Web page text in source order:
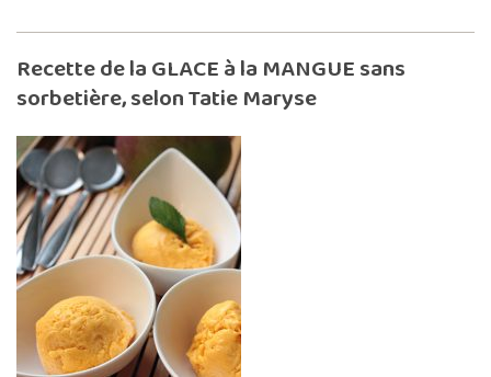
Recette de la GLACE à la MANGUE sans
sorbetière, selon Tatie Maryse